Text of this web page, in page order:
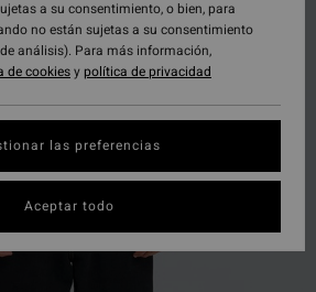
a su consentimiento, o bien, para
no están sujetas a su consentimiento
análisis). Para más información,
de cookiesypolítica de privacidad
las preferencias
Aceptar todo